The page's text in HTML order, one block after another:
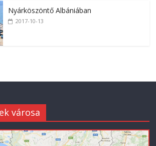
Nyárköszöntő Albániában
2017-10-13
városa